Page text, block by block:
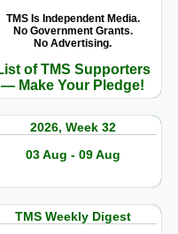
TMS Is Independent Media.
No Government Grants.
No Advertising.
of TMS Supporters
— Make Your Pledge!
2026, Week 32
03 Aug - 09 Aug
TMS Weekly Digest